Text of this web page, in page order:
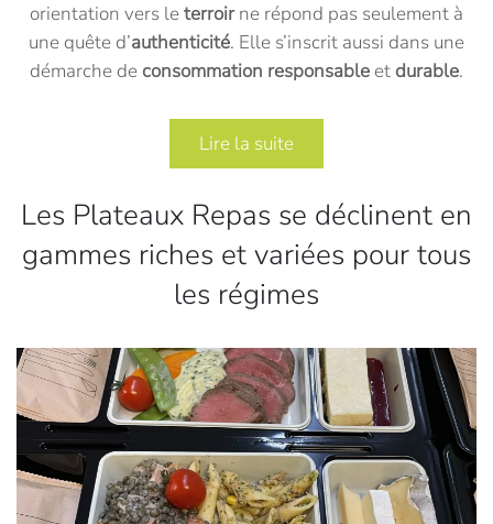
orientation vers leterroirne répond pas seulement à
une quête d’authenticité. Elle s’inscrit aussi dans une
démarche de consommation responsable et durable.
Lire la suite
Les Plateaux Repas se déclinent en
gammes riches et variées pour tous
les régimes